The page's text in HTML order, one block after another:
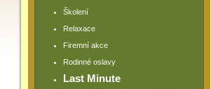
Školení
Relaxace
Firemní akce
Rodinné oslavy
Last Minute